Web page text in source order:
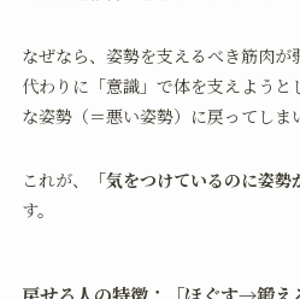
なぜなら、姿勢を支えるべき筋肉が
代わりに「意識」で体を支えよう
な姿勢（＝悪い姿勢）に戻ってしま
これが、 「気をつけているのに姿
す。
戻せる人の特徴：「ほぐす→鍛え